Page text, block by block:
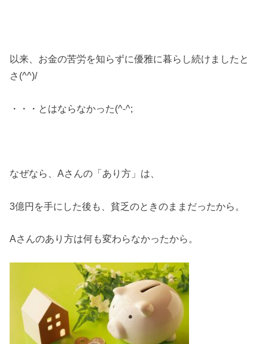
以来、お金の苦労を知らずに優雅に暮らし続けましたと
さ(^^)/
・・・とはならなかった(^-^;
なぜなら、Aさんの「あり方」は、
3億円を手にした後も、貧乏のときのままだったから。
Aさんのあり方は何も変わらなかったから。